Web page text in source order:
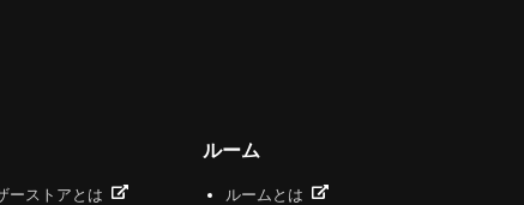
ーストアとは
ルーム
ルームとは